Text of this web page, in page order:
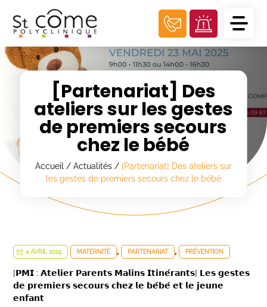
[Partenariat] Des
ateliers sur les gestes
de premiers secours
chez le bébé
Accueil / Actualités/ [Partenariat] Des ateliers sur
les gestes de premiers secours chez le bébé
4 AVRIL 2025 MATERNITÉ , PARTENARIAT , PRÉVENTION
[𝗣𝗠𝗜 : 𝗔𝘁𝗲𝗹𝗶𝗲𝗿 𝗣𝗮𝗿𝗲𝗻𝘁𝘀 𝗠𝗮𝗹𝗶𝗻𝘀 𝗜𝘁𝗶𝗻𝗲́𝗿𝗮𝗻𝘁𝘀] 𝗟𝗲𝘀 𝗴𝗲𝘀𝘁𝗲𝘀
𝗱𝗲 𝗽𝗿𝗲𝗺𝗶𝗲𝗿𝘀 𝘀𝗲𝗰𝗼𝘂𝗿𝘀 𝗰𝗵𝗲𝘇 𝗹𝗲 𝗯𝗲́𝗯𝗲́ 𝗲𝘁 𝗹𝗲 𝗷𝗲𝘂𝗻𝗲
𝗲𝗻𝗳𝗮𝗻𝘁